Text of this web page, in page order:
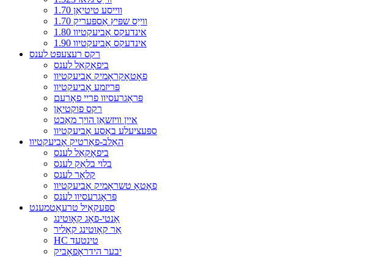
1.70 ווייסע טיטיאַן
1.70 ווייַס שפּיץ אַספּעריק
1.80 אינדעקס אָביעקטיוו
1.90 אינדעקס אָביעקטיוו
רקס רעצעפּט לענס
ביפאָקאַל לענס
פאָטאָקראָמיק אָביעקטיוו
פּריזמע אָביעקטיוו
פּראָגרעסיוו פריי פאָרעם
רקס פוקטיאָן
איין וויזשאַן הויך מאַכט
ספּעציעלע באַסע אָביעקטיוו
האַלב-פאַרטיק אָביעקטיוו
ביפאָקאַל לענס
בלוי בלאַק לענס
קלאָר לענס
פאָטאָ טשראָמיק אָביעקטיוו
פּראָגרעסיוו לענס
ספּעקאַיל טרעאַטמענט
אַנטי-פאָג קאָוטינג
אַר קאָוטינג קאָליר
HC טינטעד
יבער הידראָפאָביק